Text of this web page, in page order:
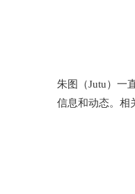
朱图（Jutu）一
信息和动态。相